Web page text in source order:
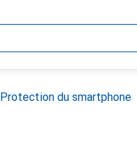
Protection du smartphone